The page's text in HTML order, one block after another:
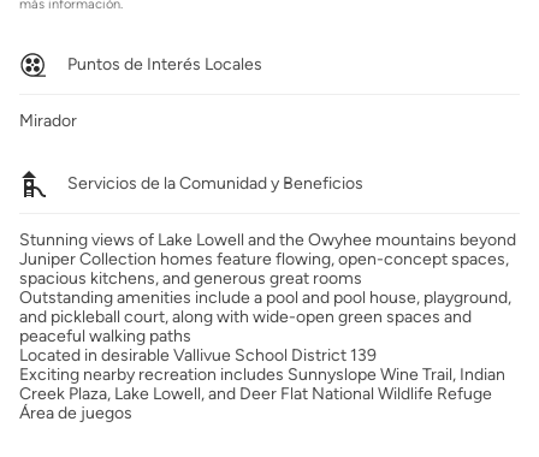
más información.
Puntos de Interés Locales
Mirador
Servicios de la Comunidad y Beneficios
Stunning views of Lake Lowell and the Owyhee mountains beyond
Juniper Collection homes feature flowing, open-concept spaces,
spacious kitchens, and generous great rooms
Outstanding amenities include a pool and pool house, playground,
and pickleball court, along with wide-open green spaces and
peaceful walking paths
Located in desirable Vallivue School District 139
Exciting nearby recreation includes Sunnyslope Wine Trail, Indian
Creek Plaza, Lake Lowell, and Deer Flat National Wildlife Refuge
Área de juegos